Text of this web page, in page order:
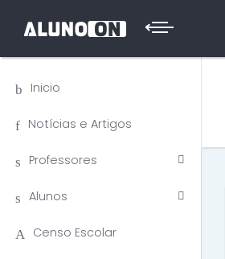
Inicio
Notícias e Artigos
Professores
Alunos
Censo Escolar